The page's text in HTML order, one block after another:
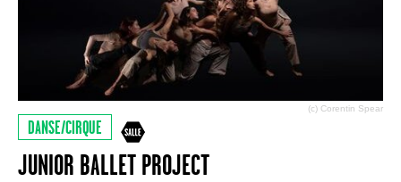
(c) Corentin Spear
DANSE/CIRQUE
JUNIOR BALLET PROJECT